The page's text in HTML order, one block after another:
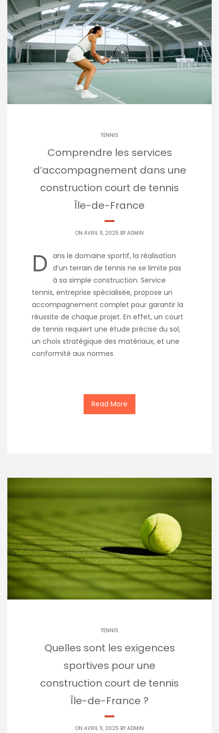
TENNIS
Comprendre les services
d’accompagnement dans une
construction court de tennis
Île-de-France
ON AVRIL 11, 2025 BY ADMIN
D ans le domaine sportif, la réalisation
d’un terrain de tennis ne se limite pas
à sa simple construction. Service
tennis, entreprise spécialisée, propose un
accompagnement complet pour garantir la
réussite de chaque projet. En effet, un court
de tennis requiert une étude précise du sol,
un choix stratégique des matériaux, et une
conformité aux normes
Read More
TENNIS
Quelles sont les exigences
sportives pour une
construction court de tennis
Île-de-France ?
ON AVRIL 11, 2025 BY ADMIN